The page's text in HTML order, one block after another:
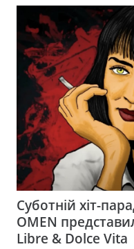
Суботній хіт-
OMEN
Libre & Dolce Vita